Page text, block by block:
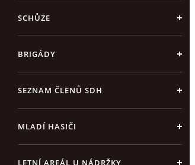
SCHŮZE
BRIGÁDY
SEZNAM ČLENŮ SDH
MLADÍ HASIČI
LETNÍ AREÁL U NÁDRŽKY